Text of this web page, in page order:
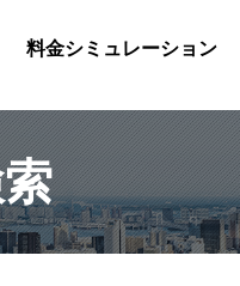
料金シミュレーション